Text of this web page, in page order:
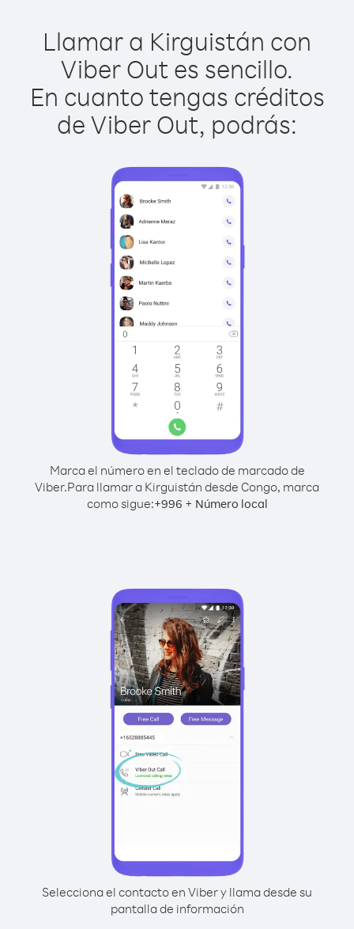
Llamar a Kirguistán con
Viber Out es sencillo.
En cuanto tengas créditos
de Viber Out, podrás:
Marca el número en el teclado de marcado de
Viber.Para llamar a Kirguistán desde Congo, marca
como sigue:+996 + Número local
Selecciona el contacto en Viber y llama desde su
pantalla de información